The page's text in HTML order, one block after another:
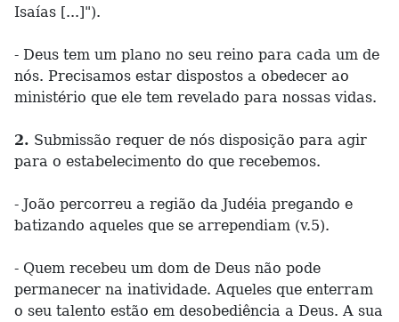
Isaías [...]").
- Deus tem um plano no seu reino para cada um de
nós. Precisamos estar dispostos a obedecer ao
ministério que ele tem revelado para nossas vidas.
2. Submissão requer de nós disposição para agir
para o estabelecimento do que recebemos.
- João percorreu a região da Judéia pregando e
batizando aqueles que se arrependiam (v.5).
- Quem recebeu um dom de Deus não pode
permanecer na inatividade. Aqueles que enterram
o seu talento estão em desobediência a Deus. A sua